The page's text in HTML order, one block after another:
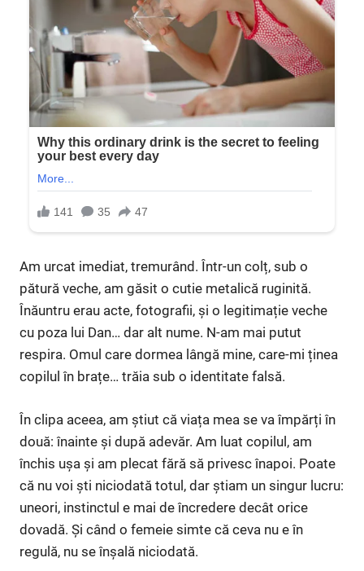
Am urcat imediat, tremurând. Într-un colț, sub o
pătură veche, am găsit o cutie metalică ruginită.
Înăuntru erau acte, fotografii, și o legitimație veche
cu poza lui Dan… dar alt nume. N-am mai putut
respira. Omul care dormea lângă mine, care-mi ținea
copilul în brațe… trăia sub o identitate falsă.
În clipa aceea, am știut că viața mea se va împărți în
două: înainte și după adevăr. Am luat copilul, am
închis ușa și am plecat fără să privesc înapoi. Poate
că nu voi ști niciodată totul, dar știam un singur lucru:
uneori, instinctul e mai de încredere decât orice
dovadă. Și când o femeie simte că ceva nu e în
regulă, nu se înșală niciodată.